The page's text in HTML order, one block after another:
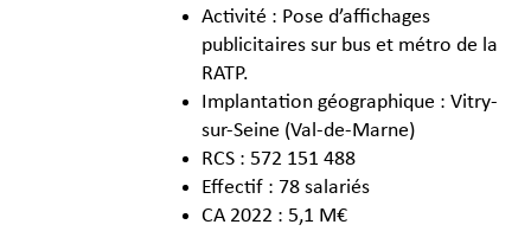
Activité : Pose d’affichages
publicitaires sur bus et métro de la
RATP.
Implantation géographique : Vitry-
sur-Seine (Val-de-Marne)
RCS : 572 151 488
Effectif : 78 salariés
CA 2022 : 5,1 M€